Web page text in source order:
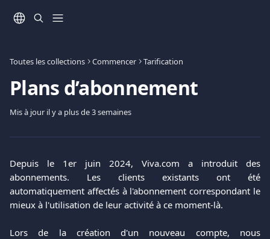
Toutes les collections Commencer Tarification
Plans d’abonnement
Mis à jour il y a plus de 3 semaines
Depuis le 1er juin 2024, Viva.com a introduit des
abonnements. Les clients existants ont été
automatiquement affectés à l'abonnement correspondant le
mieux à l'utilisation de leur activité à ce moment-là.
Lors de la création d'un nouveau compte, nous